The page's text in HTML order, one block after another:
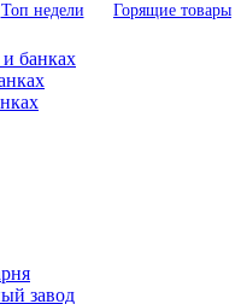
Топ недели Горящие товары